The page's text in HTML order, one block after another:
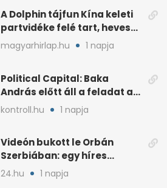
A Dolphin tájfun Kína keleti
partvidéke felé tart, heves
esőkkel
magyarhirlap.hu 1 napja
Political Capital: Baka
András előtt áll a feladat az
elnöki tekintélyért
kontroll.hu 1 napja
Videón bukott le Orbán
Szerbiában: egy híres
milliárdossal nyaral
24.hu 1 napja